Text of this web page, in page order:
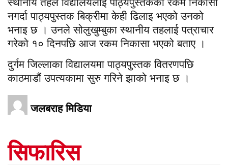
नगर्दा पाठ्यपुस्तक बिक्रीमा केही ढिलाइ भएको उनको
भनाइ छ । उनले सोलुखुम्बुका स्थानीय तहलाई पत्राचार
गरेको १० दिनपछि आज रकम निकासा भएको बताए ।
दुर्गम जिल्लाका विद्यालयमा पाठ्यपुस्तक वितरणपछि
काठमाडौं उपत्यकामा सुरु गरिने झाको भनाइ छ ।
जलबराह मिडिया
सिफारिस